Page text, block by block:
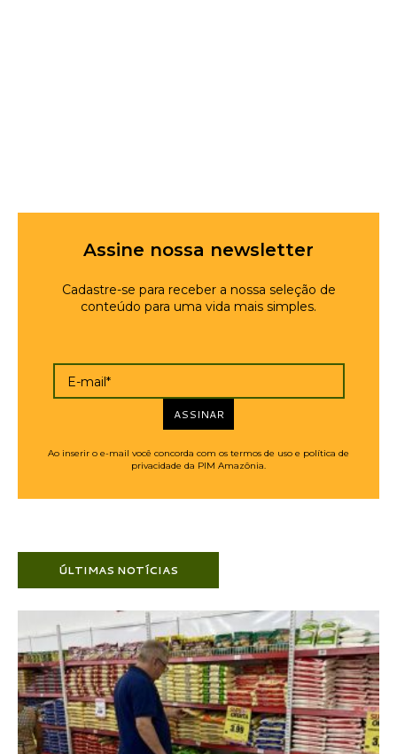
Assine nossa newsletter
Cadastre-se para receber a nossa seleção de
conteúdo para uma vida mais simples.
E-mail*
ASSINAR
Ao inserir o e-mail você concorda com os termos de uso e política de
privacidade da PIM Amazônia.
ÚLTIMAS NOTÍCIAS